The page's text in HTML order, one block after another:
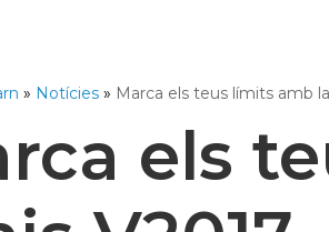
» Notícies » Marca els teus límits amb
els